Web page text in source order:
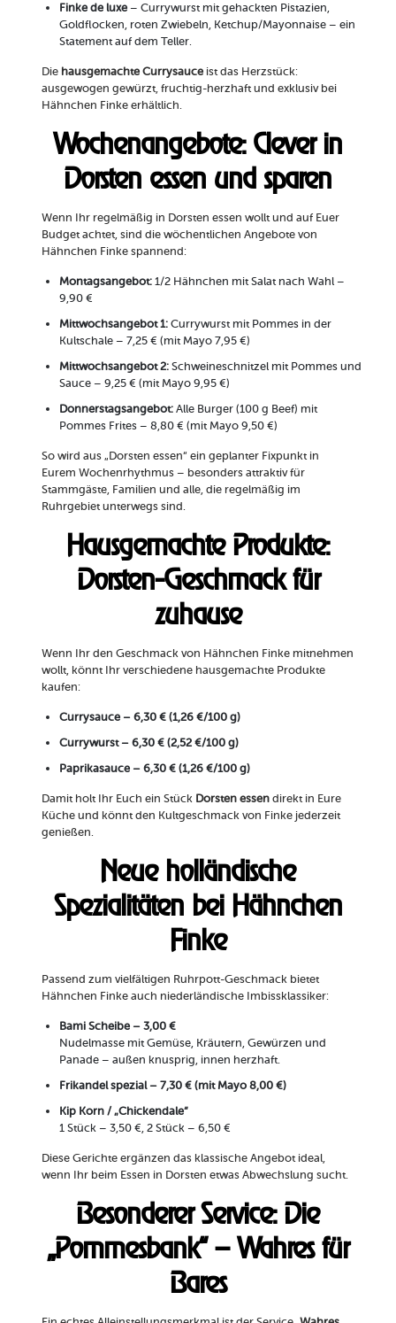
Finke de luxe– Currywurst mit gehackten Pistazien,
Goldflocken, roten Zwiebeln, Ketchup/Mayonnaise – ein
Statement auf dem Teller.
Die hausgemachte Currysauceist das Herzstück:
ausgewogen gewürzt, fruchtig-herzhaft und exklusiv bei
Hähnchen Finke erhältlich.
Wochenangebote: Clever in
Dorsten essen und sparen
Wenn Ihr regelmäßig in Dorsten essen wollt und auf Euer
Budget achtet, sind die wöchentlichen Angebote von
Hähnchen Finke spannend:
Montagsangebot:1/2 Hähnchen mit Salat nach Wahl –
9,90 €
Mittwochsangebot 1:Currywurst mit Pommes in der
Kultschale – 7,25 € (mit Mayo 7,95 €)
Mittwochsangebot 2:Schweineschnitzel mit Pommes und
Sauce – 9,25 € (mit Mayo 9,95 €)
Donnerstagsangebot:Alle Burger (100 g Beef) mit
Pommes Frites – 8,80 € (mit Mayo 9,50 €)
So wird aus „Dorsten essen“ ein geplanter Fixpunkt in
Eurem Wochenrhythmus – besonders attraktiv für
Stammgäste, Familien und alle, die regelmäßig im
Ruhrgebiet unterwegs sind.
Hausgemachte Produkte:
Dorsten-Geschmack für
zuhause
Wenn Ihr den Geschmack von Hähnchen Finke mitnehmen
wollt, könnt Ihr verschiedene hausgemachte Produkte
kaufen:
Currysauce – 6,30 € (1,26 €/100 g)
Currywurst – 6,30 € (2,52 €/100 g)
Paprikasauce – 6,30 € (1,26 €/100 g)
Damit holt Ihr Euch ein Stück Dorsten essendirekt in Eure
Küche und könnt den Kultgeschmack von Finke jederzeit
genießen.
Neue holländische
Spezialitäten bei Hähnchen
Finke
Passend zum vielfältigen Ruhrpott-Geschmack bietet
Hähnchen Finke auch niederländische Imbissklassiker:
Bami Scheibe – 3,00 €
Nudelmasse mit Gemüse, Kräutern, Gewürzen und
Panade – außen knusprig, innen herzhaft.
Frikandel spezial – 7,30 € (mit Mayo 8,00 €)
Kip Korn / „Chickendale“
1 Stück – 3,50 €, 2 Stück – 6,50 €
Diese Gerichte ergänzen das klassische Angebot ideal,
wenn Ihr beim Essen in Dorsten etwas Abwechslung sucht.
Besonderer Service: Die
„Pommesbank“ – Wahres für
Bares